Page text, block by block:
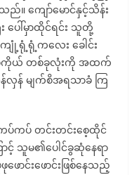
ည်။ ကျော်မောင်နှင့်သိန်း
ေါ်မှာထိုင်ရင်း သူတို့
ရုံ့ရုံ့ကလေး ခေါင်း
ာကိုယ် တစ်ခုလုံးကို အထက်
န်လှန် မျက်စိအရသာခံ ကြ
ကပ်ကပ် တင်းတင်းစေ့ထိုင်
င့် သူမ၏ပေါင်ခွဆုံနေရာ
ာင်းဖောင်းဖြစ်နေသည့်